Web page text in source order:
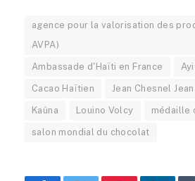
agence pour la valorisation des
AVPA)
Ambassade d'Haïti en France
Cacao Haïtien Jean Chesnel Jean
Kaûna Louino Volcy médaille
salon mondial du chocolat